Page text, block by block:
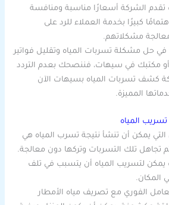
تقدم الشركة أسعارًا مناسبة ومنافسة
كبيرًا بخدمة العملاء للرد على
مشكلاتهم.
في حل مشكلة تسربات المياه وتقليل فواتير
أو مكتبك في سيهات، فننصحك بعدم التردد
كشف تسربات المياه بسيهات الآن
المميزة.
المياه
التي يمكن أن تنشأ نتيجة تسرب المياه هي
تم تجاهل تلك التسربات وتركها دون معالجة.
يمكن لتسريب المياه أن يتسبب في تلف
المكان.
الفوري مع تصريف مياه الأمطار